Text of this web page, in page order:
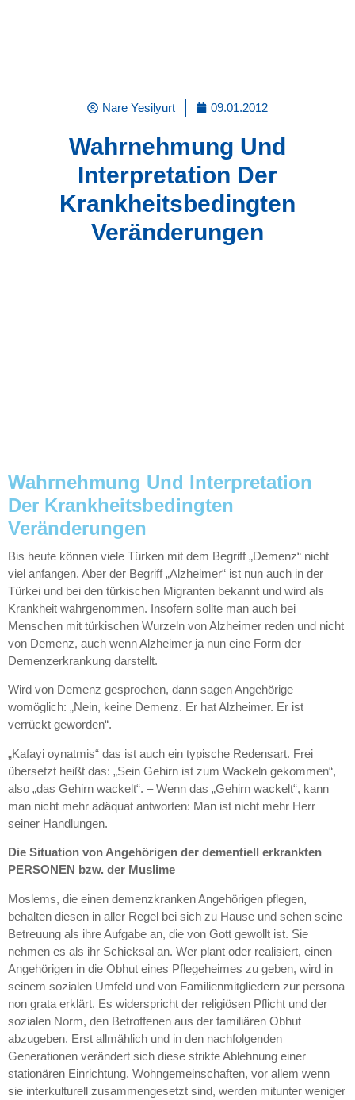
Nare Yesilyurt 09.01.2012
Wahrnehmung Und
Interpretation Der
Krankheitsbedingten
Veränderungen
Wahrnehmung Und Interpretation
Der Krankheitsbedingten
Veränderungen
Bis heute können viele Türken mit dem Begriff „Demenz“ nicht
viel anfangen. Aber der Begriff „Alzheimer“ ist nun auch in der
Türkei und bei den türkischen Migranten bekannt und wird als
Krankheit wahrgenommen. Insofern sollte man auch bei
Menschen mit türkischen Wurzeln von Alzheimer reden und nicht
von Demenz, auch wenn Alzheimer ja nun eine Form der
Demenzerkrankung darstellt.
Wird von Demenz gesprochen, dann sagen Angehörige
womöglich: „Nein, keine Demenz. Er hat Alzheimer. Er ist
verrückt geworden“.
„Kafayi oynatmis“ das ist auch ein typische Redensart. Frei
übersetzt heißt das: „Sein Gehirn ist zum Wackeln gekommen“,
also „das Gehirn wackelt“. – Wenn das „Gehirn wackelt“, kann
man nicht mehr adäquat antworten: Man ist nicht mehr Herr
seiner Handlungen.
Die Situation von Angehörigen der dementiell erkrankten
PERSONEN bzw. der Muslime
Moslems, die einen demenzkranken Angehörigen pflegen,
behalten diesen in aller Regel bei sich zu Hause und sehen seine
Betreuung als ihre Aufgabe an, die von Gott gewollt ist. Sie
nehmen es als ihr Schicksal an. Wer plant oder realisiert, einen
Angehörigen in die Obhut eines Pflegeheimes zu geben, wird in
seinem sozialen Umfeld und von Familienmitgliedern zur persona
non grata erklärt. Es widerspricht der religiösen Pflicht und der
sozialen Norm, den Betroffenen aus der familiären Obhut
abzugeben. Erst allmählich und in den nachfolgenden
Generationen verändert sich diese strikte Ablehnung einer
stationären Einrichtung. Wohngemeinschaften, vor allem wenn
sie interkulturell zusammengesetzt sind, werden mitunter weniger